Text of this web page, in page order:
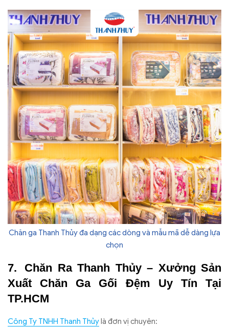
Chăn ga Thanh Thủy đa dạng các dòng và mẫu mã dễ dàng lựa
chọn
Chăn Ra Thanh Thủy – Xưởng Sản
Xuất Chăn Ga Gối Đệm Uy Tín Tại
TP.HCM
Công Ty TNHH Thanh Thủylà đơn vị chuyên: